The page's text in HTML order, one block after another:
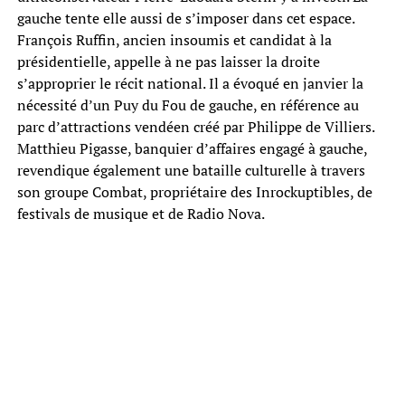
gauche tente elle aussi de s’imposer dans cet espace.
François Ruffin, ancien insoumis et candidat à la
présidentielle, appelle à ne pas laisser la droite
s’approprier le récit national. Il a évoqué en janvier la
nécessité d’un Puy du Fou de gauche, en référence au
parc d’attractions vendéen créé par Philippe de Villiers.
Matthieu Pigasse, banquier d’affaires engagé à gauche,
revendique également une bataille culturelle à travers
son groupe Combat, propriétaire des Inrockuptibles, de
festivals de musique et de Radio Nova.